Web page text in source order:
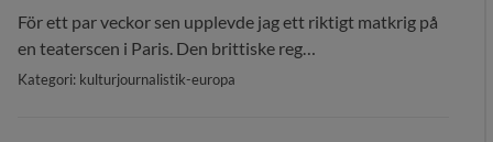
För ett par veckor sen upplevde jag ett riktigt matkrig på
en teaterscen i Paris. Den brittiske reg…
Kategori: kulturjournalistik-europa